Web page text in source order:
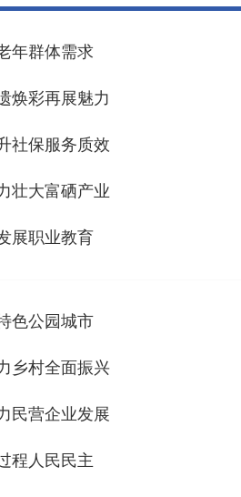
年群体需求
焕彩再展魅力
社保服务质效
壮大富硒产业
展职业教育
色公园城市
乡村全面振兴
民营企业发展
程人民民主